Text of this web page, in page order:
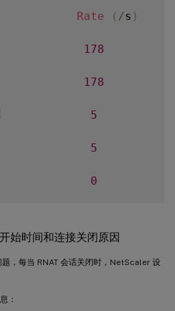
Rate ( /s )
178
178
5
Sent 5
0
始时间和连接关闭原因
题，每当 RNAT 会话关闭时，NetScaler 设
：